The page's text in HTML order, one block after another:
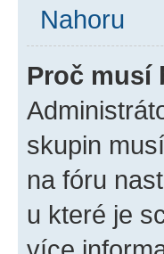
Nahoru
Proč musí
skupin
na fóru
u které je